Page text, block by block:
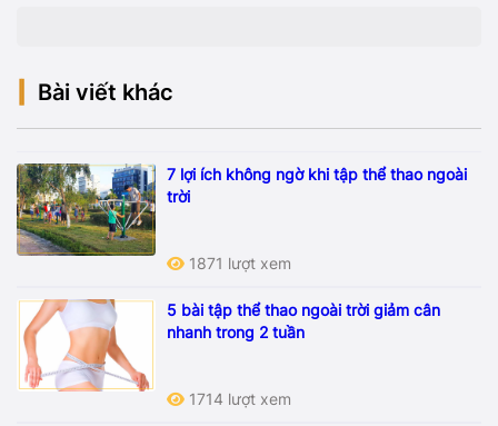
Bài viết khác
7 lợi ích không ngờ khi tập thể thao ngoài
trời
1871 lượt xem
5 bài tập thể thao ngoài trời giảm cân
nhanh trong 2 tuần
1714 lượt xem